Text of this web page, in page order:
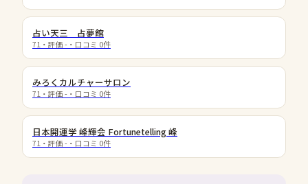
占い天三 占夢館
71 ・評価 - ・口コミ 0件
みろくカルチャーサロン
71 ・評価 - ・口コミ 0件
日本開運学 峰輝会 Fortunetelling 峰
71 ・評価 - ・口コミ 0件